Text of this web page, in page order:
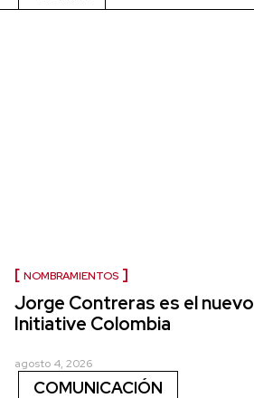
NOMBRAMIENTOS
Jorge Contreras es el nuevo
Initiative Colombia
agosto 4, 2026
COMUNICACIÓN